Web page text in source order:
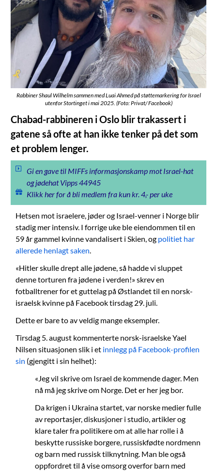
Rabbiner Shaul Wilhelm sammen med Luai Ahmed på støttemarkering for Israel
utenfor Stortinget i mai 2025. (Foto: Privat/ Facebook)
Chabad-rabbineren i Oslo blir trakassert i
gatene så ofte at han ikke tenker på det som
et problem lenger.
Gi en gave til MIFFs informasjonskamp mot Israel-hat
og jødehat Vipps 44945
Klikk her for å bli medlem fra kun kr. 4,- per uke
Hetsen mot israelere, jøder og Israel-venner i Norge blir
stadig mer intensiv. I forrige uke ble eiendommen til en
59 år gammel kvinne vandalisert i Skien, og politiet har
allerede henlagt saken.
«Hitler skulle drept alle jødene, så hadde vi sluppet
denne torturen fra jødene i verden!» skrev en
fotballtrener for et guttelag på Østlandet til en norsk-
israelsk kvinne på Facebook tirsdag 29. juli.
Dette er bare to av veldig mange eksempler.
Tirsdag 5. august kommenterte norsk-israelske Yael
Nilsen situasjonen slik i et innlegg på Facebook-profilen
sin (gjengitt i sin helhet):
«Jeg vil skrive om Israel de kommende dager. Men
nå må jeg skrive om Norge. Det er her jeg bor.
Da krigen i Ukraina startet, var norske medier fulle
av reportasjer, diskusjoner i studio, artikler og
klare taler fra politikere om at alle har rolle i å
beskytte russiske borgere, russiskfødte nordmenn
og barn med russisk tilknytning. Man ble også
oppfordret til å vise omsorg overfor barn med